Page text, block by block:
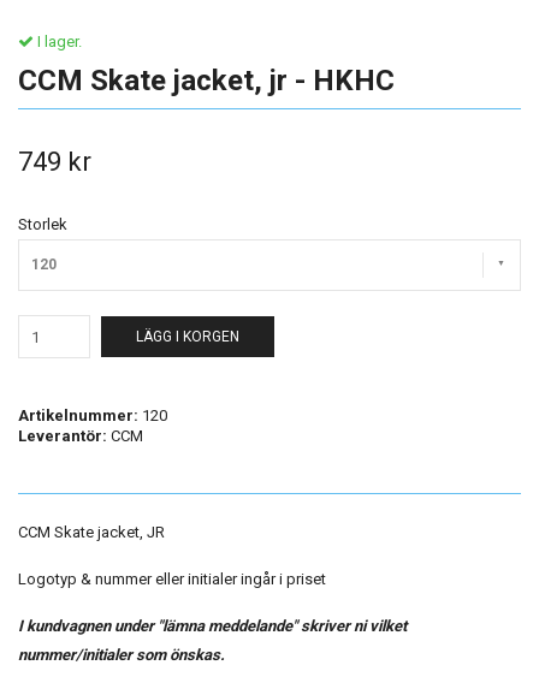
I lager.
CCM Skate jacket, jr - HKHC
749 kr
Storlek
120
LÄGG I KORGEN
Artikelnummer: 120
Leverantör: CCM
CCM Skate jacket, JR
Logotyp & nummer eller initialer ingår i priset
I kundvagnen under "lämna meddelande" skriver ni vilket
nummer/initialer som önskas.